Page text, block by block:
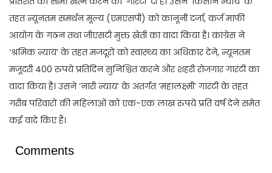
तहत न्यूनतम समर्थन मूल्य (एमएसपी) को कानूनी दर्जा, कर्ज माफी
आयोग के गठन तथा जीएसटी मुक्त खेती का वादा किया है। कांग्रेस ने
‘श्रमिक न्याय’ के तहत मजदूरों को स्वास्थ्य का अधिकार देने, न्यूनतम
मजूदरी 400 रुपये प्रतिदिन सुनिश्चित करने और शहरी रोजगार गारंटी का
वादा किया है। उसने ‘नारी न्याय’ के अंतर्गत ‘महालक्ष्मी’ गारंटी के तहत
गरीब परिवारों की महिलाओं को एक-एक लाख रुपये प्रति वर्ष देने समेत
कई वादे किए हैं।
Comments